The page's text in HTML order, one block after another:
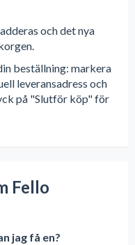
och det nya
beställning: markera
leveransadress och
på "Slutför köp" för
Fello
jag få en?